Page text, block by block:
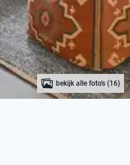
bekijk alle foto's (16)